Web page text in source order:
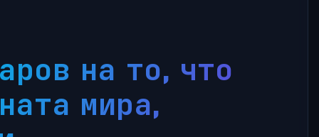
на то, что
мира,